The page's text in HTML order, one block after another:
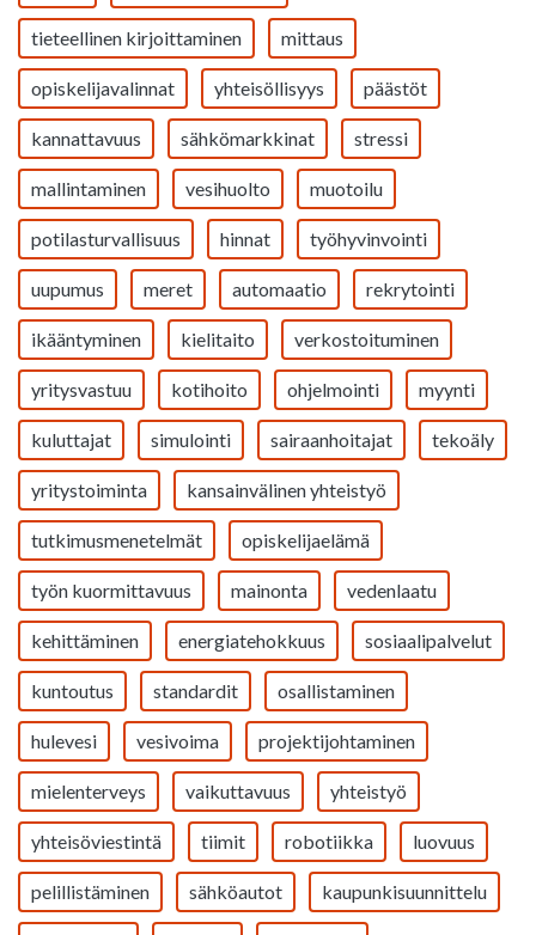
tieteellinen kirjoittaminen mittaus
opiskelijavalinnat yhteisöllisyys päästöt
kannattavuus sähkömarkkinat stressi
mallintaminen vesihuolto muotoilu
potilasturvallisuus hinnat työhyvinvointi
uupumus meret automaatio rekrytointi
ikääntyminen kielitaito verkostoituminen
yritysvastuu kotihoito ohjelmointi myynti
kuluttajat simulointi sairaanhoitajat tekoäly
yritystoiminta kansainvälinen yhteistyö
tutkimusmenetelmät opiskelijaelämä
työn kuormittavuus mainonta vedenlaatu
kehittäminen energiatehokkuus sosiaalipalvelut
kuntoutus standardit osallistaminen
hulevesi vesivoima projektijohtaminen
mielenterveys vaikuttavuus yhteistyö
yhteisöviestintä tiimit robotiikka luovuus
pelillistäminen sähköautot kaupunkisuunnittelu